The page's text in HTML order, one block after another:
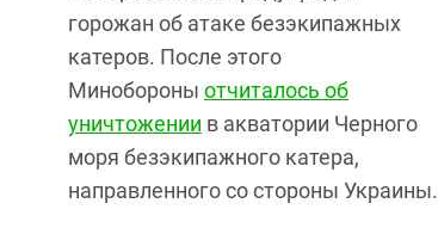
горожан об атаке безэкипажных
катеров. После этого
Минобороны отчиталось об
уничтожении в акватории Черного
моря безэкипажного катера,
направленного со стороны Украины.